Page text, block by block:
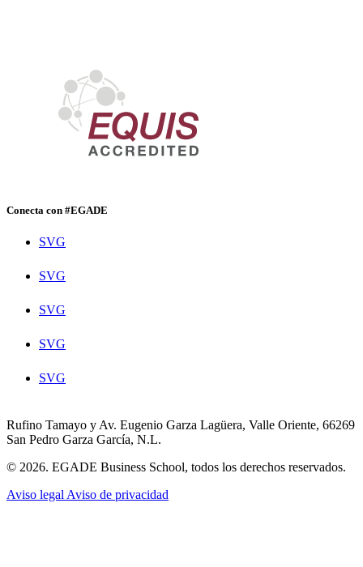
Conecta con #EGADE
SVG
SVG
SVG
SVG
SVG
Rufino Tamayo y Av. Eugenio Garza Lagüera, Valle Oriente, 66269
San Pedro Garza García, N.L.
© 2026. EGADE Business School, todos los derechos reservados.
Aviso legal Aviso de privacidad